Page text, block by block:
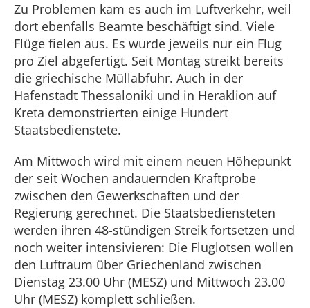
Zu Problemen kam es auch im Luftverkehr, weil
dort ebenfalls Beamte beschäftigt sind. Viele
Flüge fielen aus. Es wurde jeweils nur ein Flug
pro Ziel abgefertigt. Seit Montag streikt bereits
die griechische Müllabfuhr. Auch in der
Hafenstadt Thessaloniki und in Heraklion auf
Kreta demonstrierten einige Hundert
Staatsbedienstete.
Am Mittwoch wird mit einem neuen Höhepunkt
der seit Wochen andauernden Kraftprobe
zwischen den Gewerkschaften und der
Regierung gerechnet. Die Staatsbediensteten
werden ihren 48-stündigen Streik fortsetzen und
noch weiter intensivieren: Die Fluglotsen wollen
den Luftraum über Griechenland zwischen
Dienstag 23.00 Uhr (MESZ) und Mittwoch 23.00
Uhr (MESZ) komplett schließen.